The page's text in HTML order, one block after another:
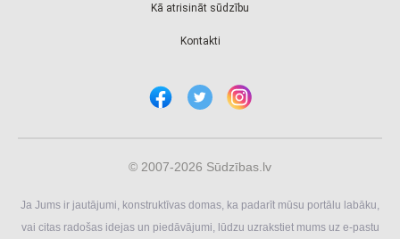
Kā atrisināt sūdzību
Kontakti
© 2007-2026 Sūdzības.lv
Ja Jums ir jautājumi, konstruktīvas domas, ka padarīt mūsu portālu labāku,
vai citas radošas idejas un piedāvājumi, lūdzu uzrakstiet mums uz e-pastu